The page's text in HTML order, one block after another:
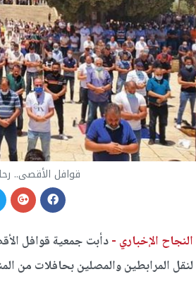
قوافل الأقصى..
النجاح الإخباري -دأبت جمعية قوافل
لنقل المرابطين والمصلين بحافلات من